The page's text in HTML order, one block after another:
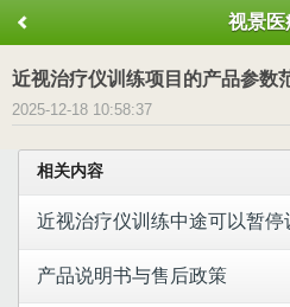
视景医
近视治疗仪训练项目的产品参数
2025-12-18 10:58:37
相关内容
近视治疗仪训练中途可以暂停
产品说明书与售后政策